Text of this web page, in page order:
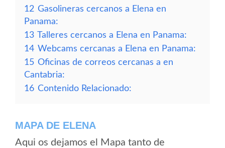
12 Gasolineras cercanos a Elena en
Panama:
13 Talleres cercanos a Elena en Panama:
14 Webcams cercanas a Elena en Panama:
15 Oficinas de correos cercanas a en
Cantabria:
16 Contenido Relacionado:
MAPA DE ELENA
Aqui os dejamos el Mapa tanto de